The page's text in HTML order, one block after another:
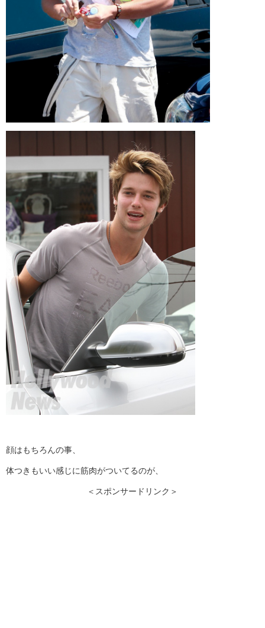
顔はもちろんの事、
体つきもいい感じに筋肉がついてるのが、
＜スポンサードリンク＞